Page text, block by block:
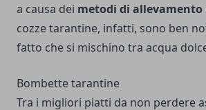
a causa dei metodi di allevamento
cozze tarantine, infatti, sono ben
fatto che si mischino tra acqua
Bombette tarantine
Tra i migliori piatti da non perdere